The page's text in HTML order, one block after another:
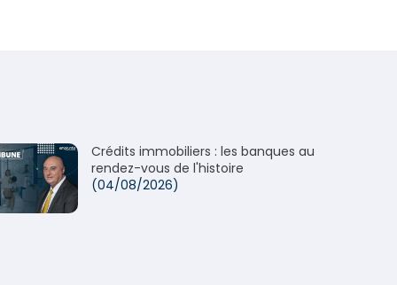
Crédits immobiliers : les banques au
rendez-vous de l'histoire
(04/08/2026)